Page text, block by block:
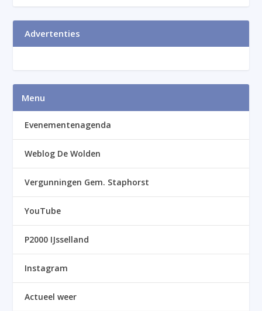
Advertenties
Menu
Evenementenagenda
Weblog De Wolden
Vergunningen Gem. Staphorst
YouTube
P2000 IJsselland
Instagram
Actueel weer